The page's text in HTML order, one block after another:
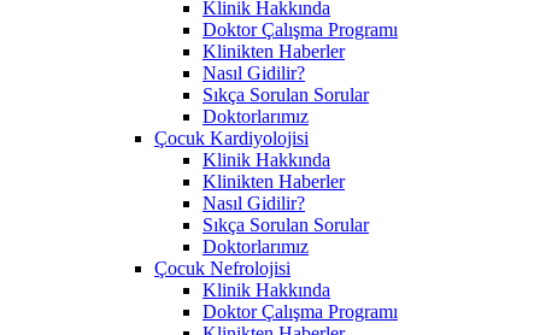
Klinik Hakkında
Doktor Çalışma Programı
Klinikten Haberler
Nasıl Gidilir?
Sıkça Sorulan Sorular
Doktorlarımız
Çocuk Kardiyolojisi
Klinik Hakkında
Klinikten Haberler
Nasıl Gidilir?
Sıkça Sorulan Sorular
Doktorlarımız
Çocuk Nefrolojisi
Klinik Hakkında
Doktor Çalışma Programı